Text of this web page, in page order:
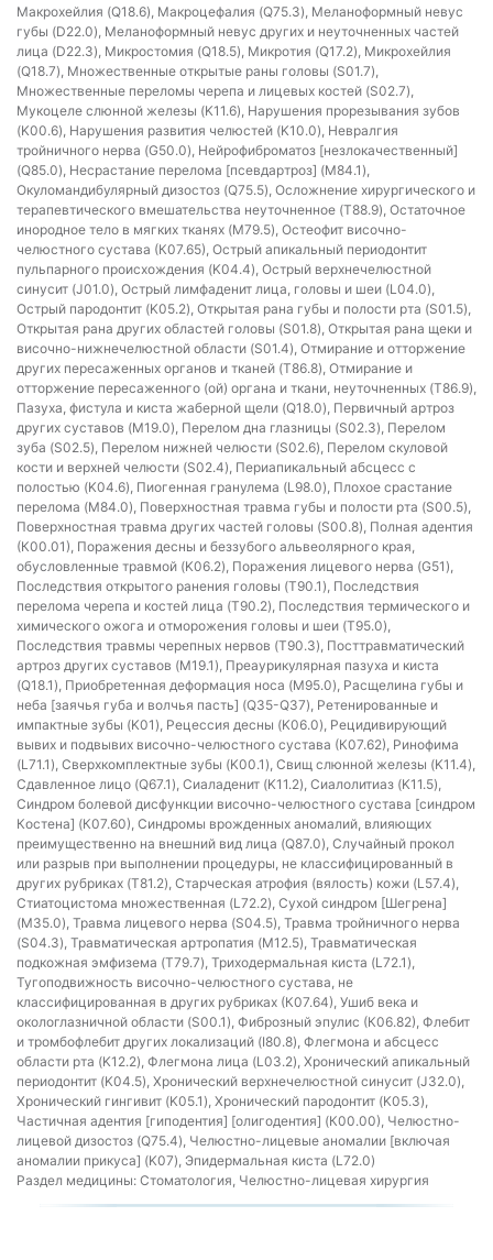
Макрохейлия (Q18.6), Макроцефалия (Q75.3), Меланоформный невус
губы (D22.0), Меланоформный невус других и неуточненных частей
лица (D22.3), Микростомия (Q18.5), Микротия (Q17.2), Микрохейлия
(Q18.7), Множественные открытые раны головы (S01.7),
Множественные переломы черепа и лицевых костей (S02.7),
Мукоцеле слюнной железы (K11.6), Нарушения прорезывания зубов
(K00.6), Нарушения развития челюстей (K10.0), Невралгия
тройничного нерва (G50.0), Нейрофиброматоз [незлокачественный]
(Q85.0), Несрастание перелома [псевдартроз] (M84.1),
Окуломандибулярный дизостоз (Q75.5), Осложнение хирургического и
терапевтического вмешательства неуточненное (T88.9), Остаточное
инородное тело в мягких тканях (M79.5), Остеофит височно-
челюстного сустава (К07.65), Острый апикальный периодонтит
пульпарного происхождения (K04.4), Острый верхнечелюстной
синусит (J01.0), Острый лимфаденит лица, головы и шеи (L04.0),
Острый пародонтит (K05.2), Открытая рана губы и полости рта (S01.5),
Открытая рана других областей головы (S01.8), Открытая рана щеки и
височно-нижнечелюстной области (S01.4), Отмирание и отторжение
других пересаженных органов и тканей (T86.8), Отмирание и
отторжение пересаженного (ой) органа и ткани, неуточненных (T86.9),
Пазуха, фистула и киста жаберной щели (Q18.0), Первичный артроз
других суставов (M19.0), Перелом дна глазницы (S02.3), Перелом
зуба (S02.5), Перелом нижней челюсти (S02.6), Перелом скуловой
кости и верхней челюсти (S02.4), Периапикальный абсцесс с
полостью (K04.6), Пиогенная гранулема (L98.0), Плохое срастание
перелома (M84.0), Поверхностная травма губы и полости рта (S00.5),
Поверхностная травма других частей головы (S00.8), Полная адентия
(К00.01), Поражения десны и беззубого альвеолярного края,
обусловленные травмой (K06.2), Поражения лицевого нерва (G51),
Последствия открытого ранения головы (T90.1), Последствия
перелома черепа и костей лица (T90.2), Последствия термического и
химического ожога и отморожения головы и шеи (T95.0),
Последствия травмы черепных нервов (T90.3), Посттравматический
артроз других суставов (M19.1), Преаурикулярная пазуха и киста
(Q18.1), Приобретенная деформация носа (M95.0), Расщелина губы и
неба [заячья губа и волчья пасть] (Q35-Q37), Ретенированные и
импактные зубы (K01), Рецессия десны (K06.0), Рецидивирующий
вывих и подвывих височно-челюстного сустава (К07.62), Ринофима
(L71.1), Сверхкомплектные зубы (K00.1), Свищ слюнной железы (K11.4),
Сдавленное лицо (Q67.1), Сиаладенит (K11.2), Сиалолитиаз (K11.5),
Синдром болевой дисфункции височно-челюстного сустава [синдром
Костена] (К07.60), Синдромы врожденных аномалий, влияющих
преимущественно на внешний вид лица (Q87.0), Случайный прокол
или разрыв при выполнении процедуры, не классифицированный в
других рубриках (T81.2), Старческая атрофия (вялость) кожи (L57.4),
Стиатоцистома множественная (L72.2), Сухой синдром [Шегрена]
(M35.0), Травма лицевого нерва (S04.5), Травма тройничного нерва
(S04.3), Травматическая артропатия (M12.5), Травматическая
подкожная эмфизема (T79.7), Триходермальная киста (L72.1),
Тугоподвижность височно-челюстного сустава, не
классифицированная в других рубриках (К07.64), Ушиб века и
окологлазничной области (S00.1), Фиброзный эпулис (К06.82), Флебит
и тромбофлебит других локализаций (I80.8), Флегмона и абсцесс
области рта (K12.2), Флегмона лица (L03.2), Хронический апикальный
периодонтит (K04.5), Хронический верхнечелюстной синусит (J32.0),
Хронический гингивит (K05.1), Хронический пародонтит (K05.3),
Частичная адентия [гиподентия] [олигодентия] (К00.00), Челюстно-
лицевой дизостоз (Q75.4), Челюстно-лицевые аномалии [включая
аномалии прикуса] (K07), Эпидермальная киста (L72.0)
Раздел медицины: Стоматология, Челюстно-лицевая хирургия